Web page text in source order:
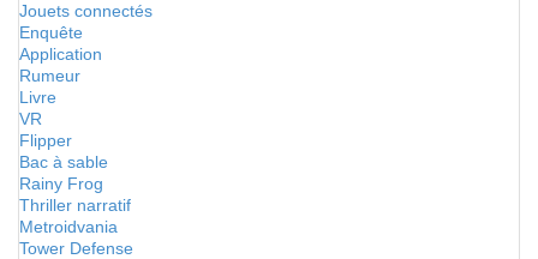
Jouets connectés
Enquête
Application
Rumeur
Livre
VR
Flipper
Bac à sable
Rainy Frog
Thriller narratif
Metroidvania
Tower Defense